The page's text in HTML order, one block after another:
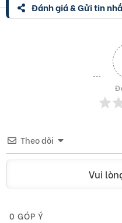
Đánh giá & Gửi tin
Theo dõi
Vui
0 GÓP Ý